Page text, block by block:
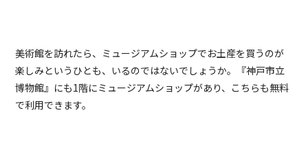
美術館を訪れたら、ミュージアムショップでお土産を買うのが
楽しみというひとも、いるのではないでしょうか。『神戸市立
博物館』にも1階にミュージアムショップがあり、こちらも無料
で利用できます。